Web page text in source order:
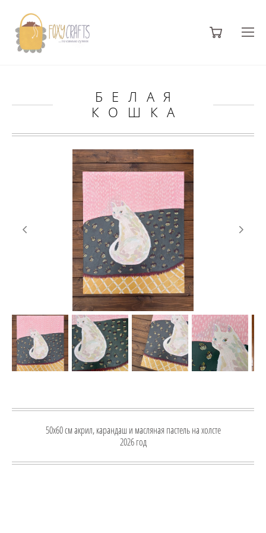
БЕЛАЯ
КОШКА
50x60 см акрил, карандаш и масляная пастель на холсте
2026 год